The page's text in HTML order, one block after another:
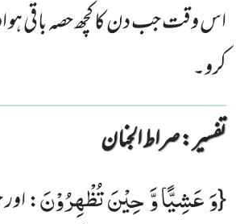
اس وقت جب دن کا کچھ حصہ باقی ہو
کرو۔
تفسیر : ‎صراط الجنان
{وَ عَشِیًّا وَّ حِیْنَ تُظْهِرُوْنَ: